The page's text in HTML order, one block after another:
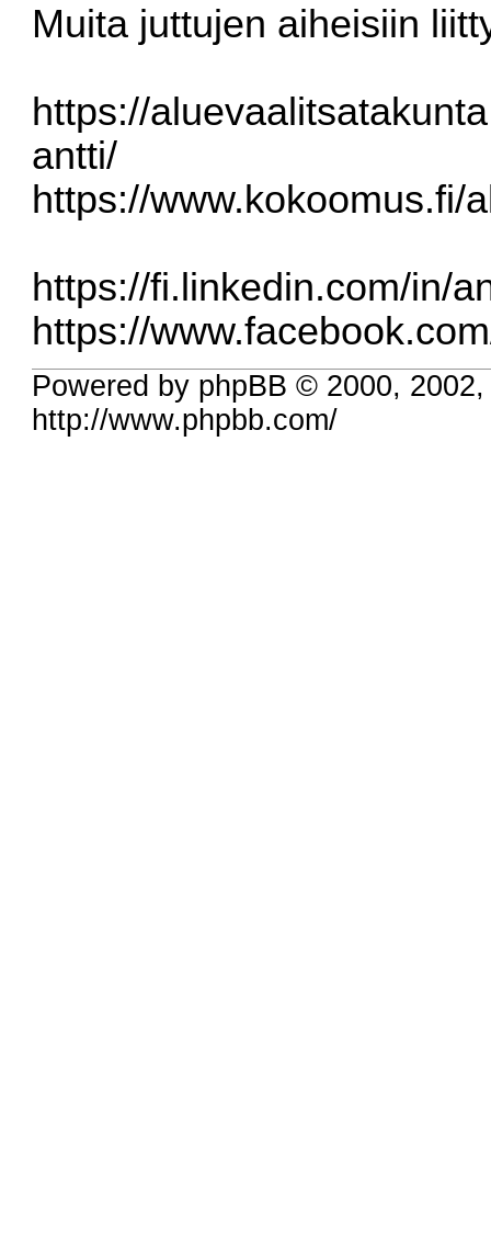
Muita juttujen aiheisiin
https://
antti/
https://www.kokoomus.fi/
https://fi.linkedin.com/in/
https://
Powered by phpBB © 2000,
http://www.phpbb.com/